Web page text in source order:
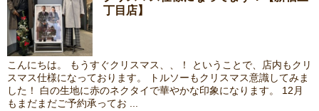
丁目店】
こんにちは。 もうすぐクリスマス、、！ ということで、店内もクリ
スマス仕様になっております。 トルソーもクリスマス意識してみま
した！ 白の生地に赤のネクタイで華やかな印象になります。 12月
もまだまだご予約承ってお ...